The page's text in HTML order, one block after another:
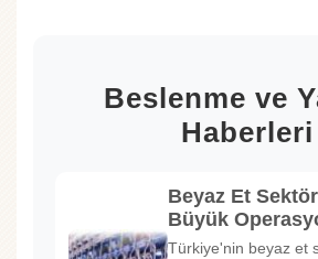
Beslenme ve
Haberleri
Beyaz Et
Büyük
Türkiye'nin beyaz et